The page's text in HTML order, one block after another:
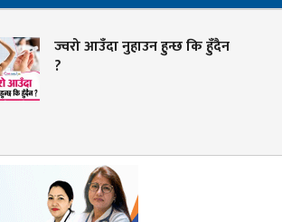
ज्वरो आउँदा नुहाउन हुन्छ कि हुँदैन
?